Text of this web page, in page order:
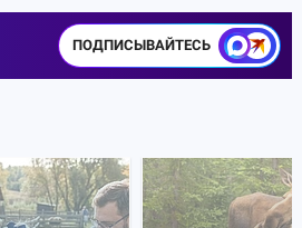
ПОДПИСЫВАЙТЕСЬ